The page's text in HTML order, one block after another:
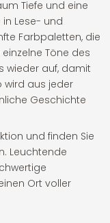
Tiefe und eine
in Lese- und
Farbpaletten, die
Töne des
wieder auf, damit
wird aus jeder
Geschichte
und finden Sie
Leuchtende
Ort voller